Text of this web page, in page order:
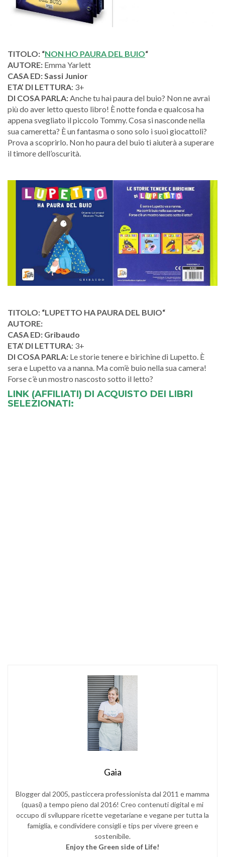
TITOLO: “NON HO PAURA DEL BUIO“
AUTORE: Emma Yarlett
CASA ED: Sassi Junior
ETA’ DI LETTURA: 3+
DI COSA PARLA:Anche tu hai paura del buio? Non ne avrai
più do aver letto questo libro! È notte fonda e qualcosa ha
appena svegliato il piccolo Tommy. Cosa si nasconde nella
sua cameretta? È un fantasma o sono solo i suoi giocattoli?
Prova a scoprirlo. Non ho paura del buio ti aiuterà a superare
il timore dell’oscurità.
TITOLO: “LUPETTO HA PAURA DEL BUIO“
AUTORE:
CASA ED: Gribaudo
ETA’ DI LETTURA: 3+
DI COSA PARLA: Le storie tenere e birichine di Lupetto. È
sera e Lupetto va a nanna. Ma com’è buio nella sua camera!
Forse c’è un mostro nascosto sotto il letto?
LINK (AFFILIATI) DI ACQUISTO DEI LIBRI
SELEZIONATI:
Gaia
Blogger dal 2005, pasticcera professionista dal 2011 e mamma
(quasi) a tempo pieno dal 2016! Creo contenuti digital e mi
occupo di sviluppare ricette vegetariane e vegane per tutta la
famiglia, e condividere consigli e tips per vivere green e
sostenibile.
Enjoy the Green side of Life!